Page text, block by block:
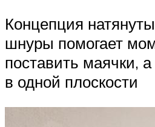
Концепция
шнуры помогает
поставить маячки,
в одной плоскости